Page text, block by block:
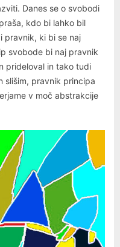
Danes se o svobodi
kdo bi lahko bil
pravnik, ki bi se naj
svobode bi naj pravnik
prideloval in tako tudi
slišim, pravnik principa
v moč abstrakcije